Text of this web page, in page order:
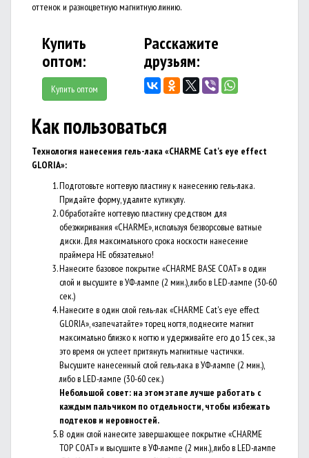
оттенок и разноцветную магнитную линию.
Купить
оптом:
Купить оптом
Расскажите
друзьям:
Как пользоваться
Технология нанесения гель-лака «CHARME Cat's eye effect
GLORIA»:
Подготовьте ногтевую пластину к нанесению гель-лака.
Придайте форму, удалите кутикулу.
Обработайте ногтевую пластину средством для
обезжиривания «CHARME», используя безворсовые ватные
диски. Для максимального срока носкости нанесение
праймера НЕ обязательно!
Нанесите базовое покрытие «CHARME BASE COAT» в один
слой и высушите в УФ-лампе (2 мин.), либо в LED-лампе (30-60
сек.)
Нанесите в один слой гель-лак «CHARME Cat's eye effect
GLORIA», «запечатайте» торец ногтя, поднесите магнит
максимально близко к ногтю и удерживайте его до 15 сек., за
это время он успеет притянуть магнитные частички.
Высушите нанесенный слой гель-лака в УФ-лампе (2 мин.),
либо в LED-лампе (30-60 сек.)
Небольшой совет: на этом этапе лучше работать с
каждым пальчиком по отдельности, чтобы избежать
подтеков и неровностей.
В один слой нанесите завершающее покрытие «CHARME
TOP COAT» и высушите в УФ-лампе (2 мин.), либо в LED-лампе